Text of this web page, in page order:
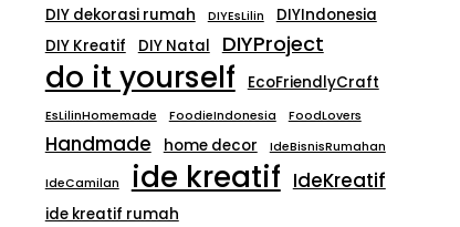
DIY dekorasi rumah
DIYEsLilin
DIYIndonesia
DIY Kreatif
DIY Natal DIYProject
do it yourself EcoFriendlyCraft
EsLilinHomemade FoodieIndonesia FoodLovers
Handmade home decor IdeBisnisRumahan
IdeCamilan ide kreatif IdeKreatif
ide kreatif rumah